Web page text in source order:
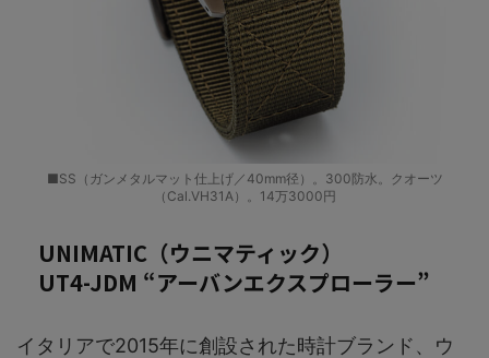
■SS（ガンメタルマット仕上げ／40mm径）。300防水。クオーツ
（Cal.VH31A）。14万3000円
UNIMATIC（ウニマティック）
UT4-JDM “アーバンエクスプローラー”
イタリアで2015年に創設された時計ブランド、ウ